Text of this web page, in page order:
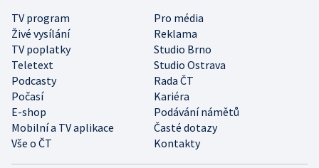
TV program
Pro média
Živé vysílání
Reklama
TV poplatky
Studio Brno
Teletext
Studio Ostrava
Podcasty
Rada ČT
Počasí
Kariéra
E-shop
Podávání námětů
Mobilní a TV aplikace
Časté dotazy
Vše o ČT
Kontakty